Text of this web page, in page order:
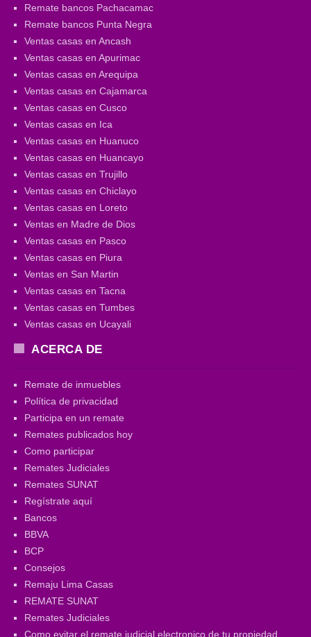
Remate bancos Pachacamac
Remate bancos Punta Negra
Ventas casas en Ancash
Ventas casas en Apurimac
Ventas casas en Arequipa
Ventas casas en Cajamarca
Ventas casas en Cusco
Ventas casas en Ica
Ventas casas en Huanuco
Ventas casas en Huancayo
Ventas casas en Trujillo
Ventas casas en Chiclayo
Ventas casas en Loreto
Ventas en Madre de Dios
Ventas casas en Pasco
Ventas casas en Piura
Ventas en San Martin
Ventas casas en Tacna
Ventas casas en Tumbes
Ventas casas en Ucayali
ACERCA DE
Remate de inmuebles
Política de privacidad
Participa en un remate
Remates publicados hoy
Como participar
Remates Judiciales
Remates SUNAT
Regístrate aquí
Bancos
BBVA
BCP
Consejos
Remaju Lima Casas
REMATE SUNAT
Remates Judiciales
Como evitar el remate judicial electronico de tu propiedad